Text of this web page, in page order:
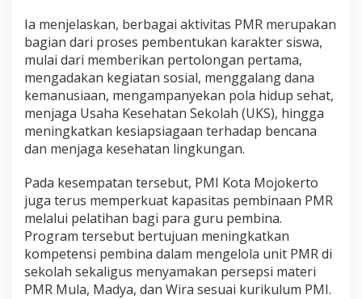
o
j
o
k
r
t
o
Ia menjelaskan, berbagai aktivitas PMR merupakan
bagian dari proses pembentukan karakter siswa,
mulai dari memberikan pertolongan pertama,
mengadakan kegiatan sosial, menggalang dana
kemanusiaan, mengampanyekan pola hidup sehat,
menjaga Usaha Kesehatan Sekolah (UKS), hingga
meningkatkan kesiapsiagaan terhadap bencana
dan menjaga kesehatan lingkungan.
Pada kesempatan tersebut, PMI Kota Mojokerto
juga terus memperkuat kapasitas pembinaan PMR
melalui pelatihan bagi para guru pembina.
Program tersebut bertujuan meningkatkan
kompetensi pembina dalam mengelola unit PMR di
sekolah sekaligus menyamakan persepsi materi
PMR Mula, Madya, dan Wira sesuai kurikulum PMI.